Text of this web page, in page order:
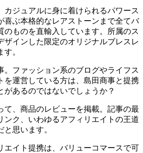
カジュアルに身に着けられるパワース
喜ぶ本格的なレアストーンまで全てバ
のものを直輸入しています。所属のス
ザインした限定のオリジナルブレスレ
。
。ファッション系のブログやライフス
を運営している方は、島田商事と提携
があるのではないでしょうか？
て、商品のレビューを掲載。記事の最
ンク、いわゆるアフィリエイトの王道
思います。
エイト提携は、バリューコマースで可